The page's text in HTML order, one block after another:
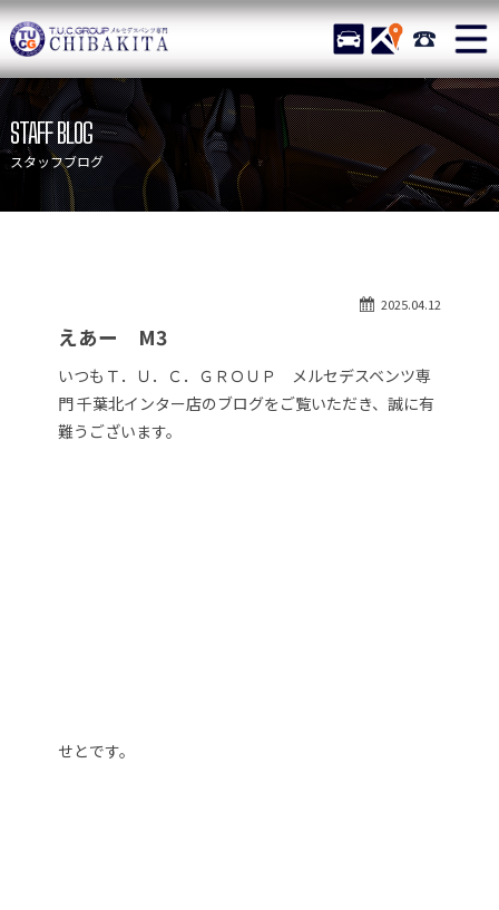
TUCグループ メルセデスベ
STOCK ACCESS 043-
ニュース
在庫リスト
目玉車両一覧
店舗紹介
保証＆サービス
アクセスマップ
自動車保険
納車blog
スタッフblog
会社概要
STAFF BLOG
スタッフブログ
2025.04.12
えあー M3
いつもＴ．Ｕ．Ｃ．ＧＲＯＵＰ メルセデスベンツ専
門 千葉北インター店のブログをご覧いただき、誠に有
難うございます。
せとです。